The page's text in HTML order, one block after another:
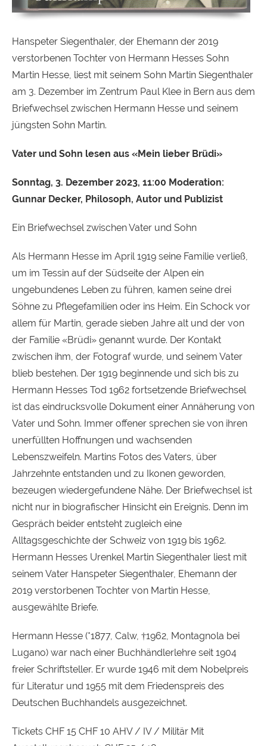
Hanspeter Siegenthaler, der Ehemann der 2019
verstorbenen Tochter von Hermann Hesses Sohn
Martin Hesse, liest mit seinem Sohn Martin Siegenthaler
am 3. Dezember im Zentrum Paul Klee in Bern aus dem
Briefwechsel zwischen Hermann Hesse und seinem
jüngsten Sohn Martin.
Vater und Sohn lesen aus «Mein lieber Brüdi»
Sonntag, 3. Dezember 2023, 11:00 Moderation:
Gunnar Decker, Philosoph, Autor und Publizist
Ein Briefwechsel zwischen Vater und Sohn
Als Hermann Hesse im April 1919 seine Familie verließ,
um im Tessin auf der Südseite der Alpen ein
ungebundenes Leben zu führen, kamen seine drei
Söhne zu Pflegefamilien oder ins Heim. Ein Schock vor
allem für Martin, gerade sieben Jahre alt und der von
der Familie «Brüdi» genannt wurde. Der Kontakt
zwischen ihm, der Fotograf wurde, und seinem Vater
blieb bestehen. Der 1919 beginnende und sich bis zu
Hermann Hesses Tod 1962 fortsetzende Briefwechsel
ist das eindrucksvolle Dokument einer Annäherung von
Vater und Sohn. Immer offener sprechen sie von ihren
unerfüllten Hoffnungen und wachsenden
Lebenszweifeln. Martins Fotos des Vaters, über
Jahrzehnte entstanden und zu Ikonen geworden,
bezeugen wiedergefundene Nähe. Der Briefwechsel ist
nicht nur in biografischer Hinsicht ein Ereignis. Denn im
Gespräch beider entsteht zugleich eine
Alltagsgeschichte der Schweiz von 1919 bis 1962.
Hermann Hesses Urenkel Martin Siegenthaler liest mit
seinem Vater Hanspeter Siegenthaler, Ehemann der
2019 verstorbenen Tochter von Martin Hesse,
ausgewählte Briefe.
Hermann Hesse (*1877, Calw, †1962, Montagnola bei
Lugano) war nach einer Buchhändlerlehre seit 1904
freier Schriftsteller. Er wurde 1946 mit dem Nobelpreis
für Literatur und 1955 mit dem Friedenspreis des
Deutschen Buchhandels ausgezeichnet.
Tickets CHF 15 CHF 10 AHV / IV / Militär Mit